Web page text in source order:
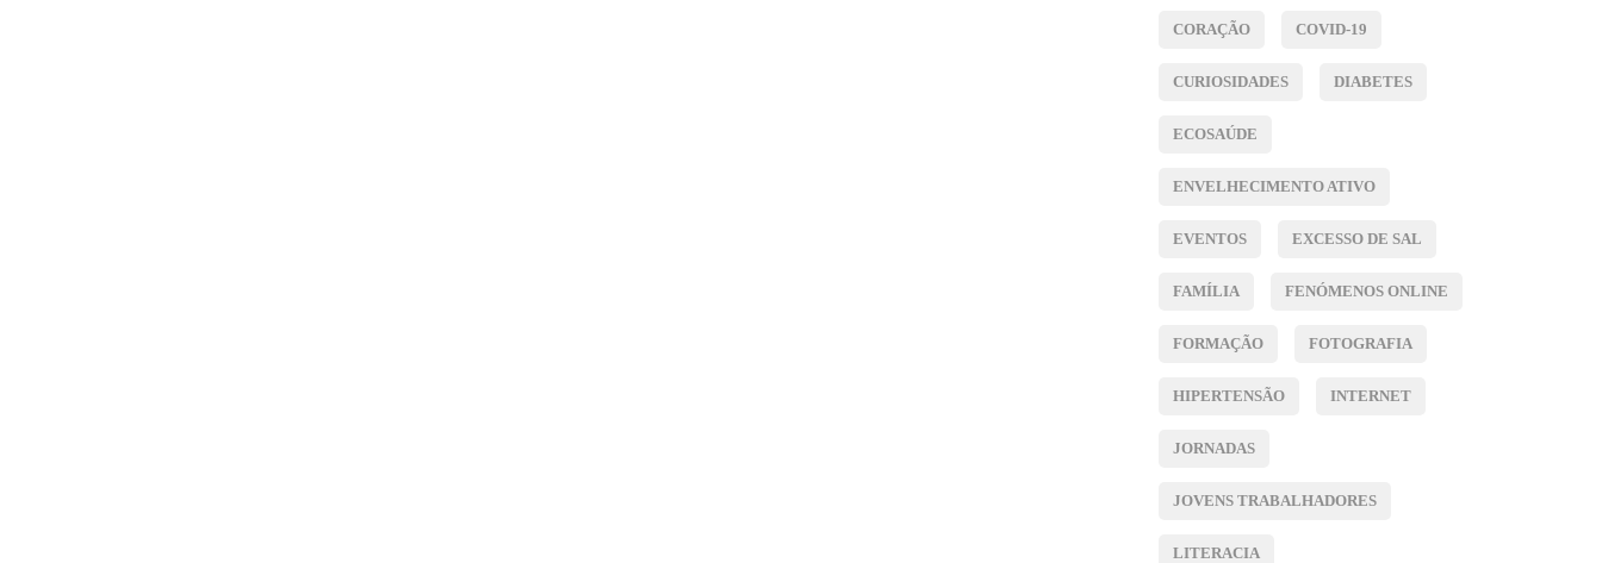
CORAÇÃO COVID-19
CURIOSIDADES DIABETES
ECOSAÚDE
ENVELHECIMENTO ATIVO
EVENTOS EXCESSO DE SAL
FAMÍLIA FENÓMENOS ONLINE
FORMAÇÃO FOTOGRAFIA
HIPERTENSÃO INTERNET
JORNADAS
JOVENS TRABALHADORES
LITERACIA